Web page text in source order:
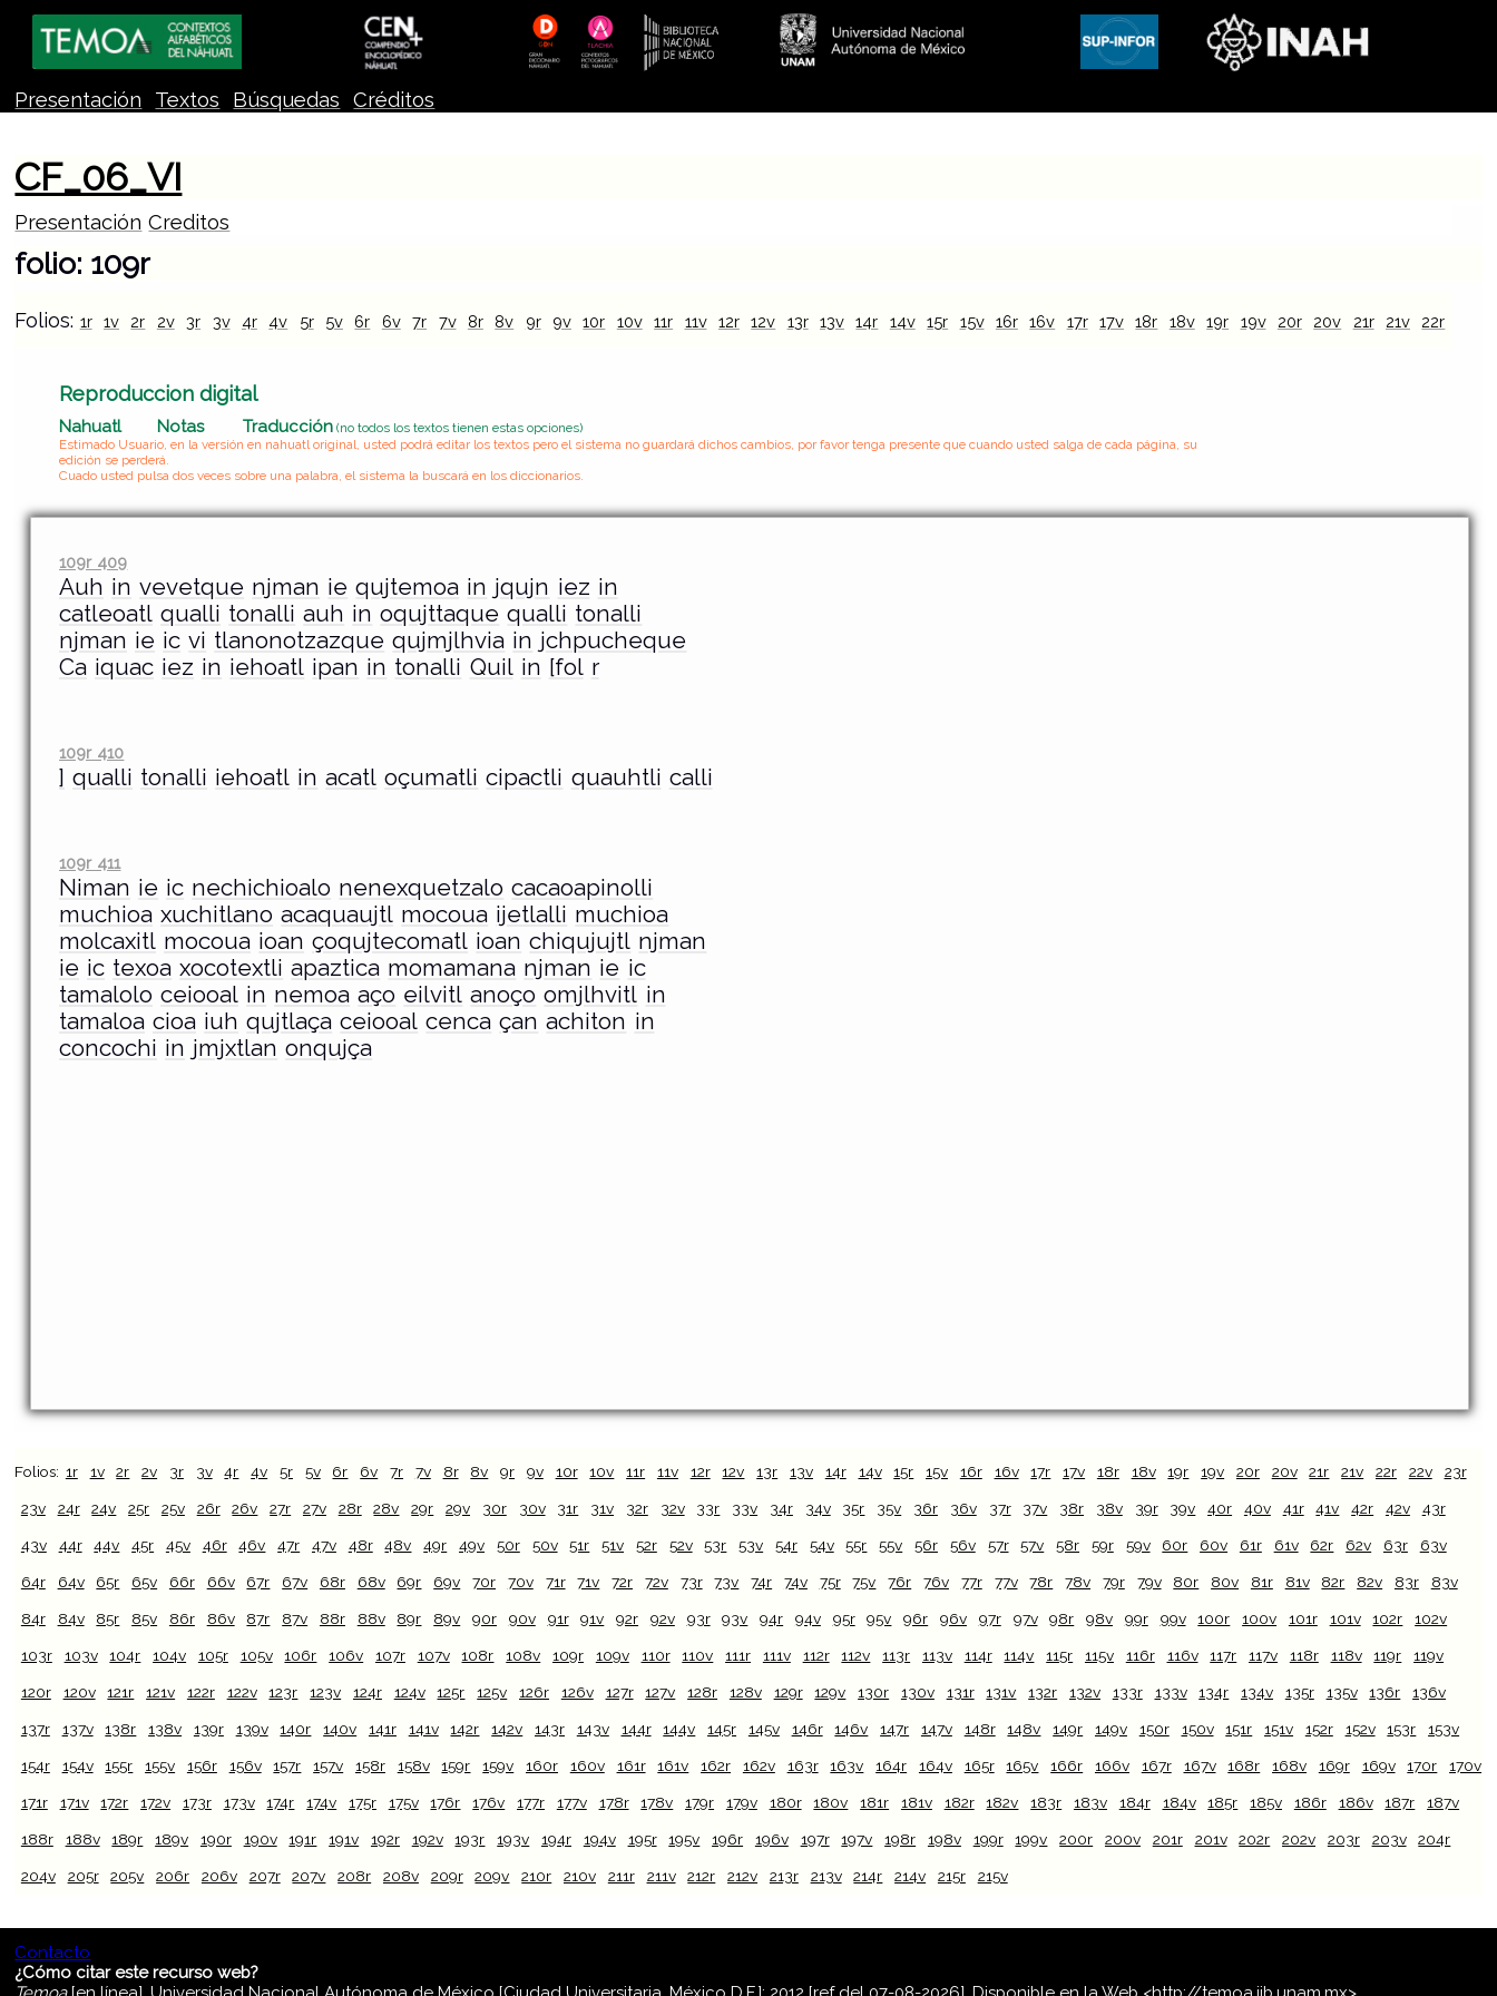
Presentación Textos Búsquedas Créditos
CF_06_VI
Presentación Creditos
folio: 109r
Folios: 1r 1v 2r 2v 3r 3v 4r 4v 5r 5v 6r 6v 7r 7v 8r 8v 9r 9v 10r 10v 11r 11v 12r 12v 13r 13v 14r 14v 15r 15v 16r 16v 17r 17v 18r 18v 19r 19v 20r 20v 21r 21v 22r
Reproduccion digital
Nahuatl Notas Traducción (no todos los textos tienen estas opciones)
Estimado Usuario, en la versión en nahuatl original, usted podrá editar los textos pero el sistema no guardará dichos cambios, por favor tenga presente que cuando usted salga de cada página, su
edición se perderá.
Cuado usted pulsa dos veces sobre una palabra, el sistema la buscará en los diccionarios.
109r 409
Auh in vevetque njman ie qujtemoa in jqujn iez in
catleoatl qualli tonalli auh in oqujttaque qualli tonalli
njman ie ic vi tlanonotzazque qujmjlhvia in jchpucheque
Ca iquac iez in iehoatl ipan in tonalli Quil in [fol r
109r 410
] qualli tonalli iehoatl in acatl oçumatli cipactli quauhtli calli
109r 411
Niman ie ic nechichioalo nenexquetzalo cacaoapinolli
muchioa xuchitlano acaquaujtl mocoua ijetlalli muchioa
molcaxitl mocoua ioan çoqujtecomatl ioan chiqujujtl njman
ie ic texoa xocotextli apaztica momamana njman ie ic
tamalolo ceiooal in nemoa aço eilvitl anoço omjlhvitl in
tamaloa cioa iuh qujtlaça ceiooal cenca çan achiton in
concochi in jmjxtlan onqujça
Folios: 1r 1v 2r 2v 3r 3v 4r 4v 5r 5v 6r 6v 7r 7v 8r 8v 9r 9v 10r 10v 11r 11v 12r 12v 13r 13v 14r 14v 15r 15v 16r 16v 17r 17v 18r 18v 19r 19v 20r 20v 21r 21v 22r 22v 23r
23v 24r 24v 25r 25v 26r 26v 27r 27v 28r 28v 29r 29v 30r 30v 31r 31v 32r 32v 33r 33v 34r 34v 35r 35v 36r 36v 37r 37v 38r 38v 39r 39v 40r 40v 41r 41v 42r 42v 43r
43v 44r 44v 45r 45v 46r 46v 47r 47v 48r 48v 49r 49v 50r 50v 51r 51v 52r 52v 53r 53v 54r 54v 55r 55v 56r 56v 57r 57v 58r 59r 59v 60r 60v 61r 61v 62r 62v 63r 63v
64r 64v 65r 65v 66r 66v 67r 67v 68r 68v 69r 69v 70r 70v 71r 71v 72r 72v 73r 73v 74r 74v 75r 75v 76r 76v 77r 77v 78r 78v 79r 79v 80r 80v 81r 81v 82r 82v 83r 83v
84r 84v 85r 85v 86r 86v 87r 87v 88r 88v 89r 89v 90r 90v 91r 91v 92r 92v 93r 93v 94r 94v 95r 95v 96r 96v 97r 97v 98r 98v 99r 99v 100r 100v 101r 101v 102r 102v
103r 103v 104r 104v 105r 105v 106r 106v 107r 107v 108r 108v 109r 109v 110r 110v 111r 111v 112r 112v 113r 113v 114r 114v 115r 115v 116r 116v 117r 117v 118r 118v 119r 119v
120r 120v 121r 121v 122r 122v 123r 123v 124r 124v 125r 125v 126r 126v 127r 127v 128r 128v 129r 129v 130r 130v 131r 131v 132r 132v 133r 133v 134r 134v 135r 135v 136r 136v
137r 137v 138r 138v 139r 139v 140r 140v 141r 141v 142r 142v 143r 143v 144r 144v 145r 145v 146r 146v 147r 147v 148r 148v 149r 149v 150r 150v 151r 151v 152r 152v 153r 153v
154r 154v 155r 155v 156r 156v 157r 157v 158r 158v 159r 159v 160r 160v 161r 161v 162r 162v 163r 163v 164r 164v 165r 165v 166r 166v 167r 167v 168r 168v 169r 169v 170r 170v
171r 171v 172r 172v 173r 173v 174r 174v 175r 175v 176r 176v 177r 177v 178r 178v 179r 179v 180r 180v 181r 181v 182r 182v 183r 183v 184r 184v 185r 185v 186r 186v 187r 187v
188r 188v 189r 189v 190r 190v 191r 191v 192r 192v 193r 193v 194r 194v 195r 195v 196r 196v 197r 197v 198r 198v 199r 199v 200r 200v 201r 201v 202r 202v 203r 203v 204r
204v 205r 205v 206r 206v 207r 207v 208r 208v 209r 209v 210r 210v 211r 211v 212r 212v 213r 213v 214r 214v 215r 215v
Contacto
¿Cómo citar este recurso web?